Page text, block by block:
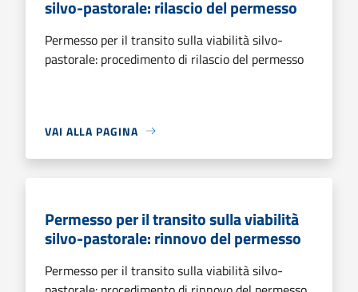
silvo-pastorale: rilascio del permesso
Permesso per il transito sulla viabilità silvo-
pastorale: procedimento di rilascio del permesso
VAI ALLA PAGINA
Permesso per il transito sulla viabilità
silvo-pastorale: rinnovo del permesso
Permesso per il transito sulla viabilità silvo-